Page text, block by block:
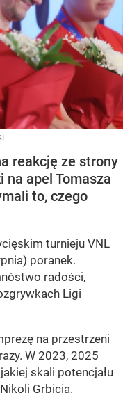
reakcję ze strony
apel Tomasza
to, czego
turnieju VNL
poranek.
radości,
Ligi
na przestrzeni
W 2023, 2025
skali potencjału
Grbicia.